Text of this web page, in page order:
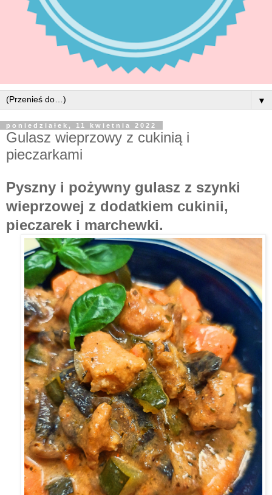
▼
poniedziałek, 11 kwietnia 2022
Gulasz wieprzowy z cukinią i
pieczarkami
Pyszny i pożywny gulasz z szynki
wieprzowej z dodatkiem cukinii,
pieczarek i marchewki.